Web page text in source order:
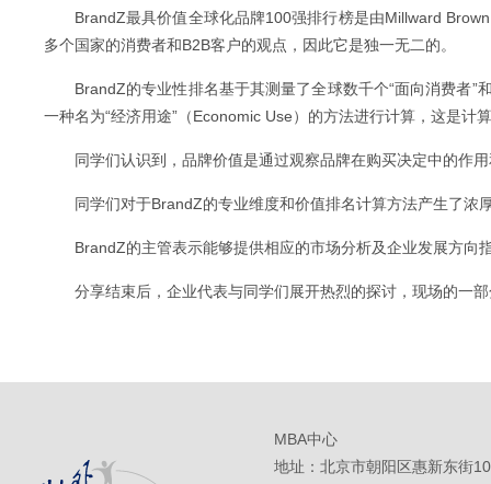
BrandZ最具价值全球化品牌100强排行榜是由Millward
多个国家的消费者和B2B客户的观点，因此它是独一无二的。
BrandZ的专业性排名基于其测量了全球数千个“面向消费者
一种名为“经济用途”（Economic Use）的方法进行计算，这是计
同学们认识到，品牌价值是通过观察品牌在购买决定中的作
同学们对于BrandZ的专业维度和价值排名计算方法产生了
BrandZ的主管表示能够提供相应的市场分析及企业发展方
分享结束后，企业代表与同学们展开热烈的探讨，现场的一
MBA中心
地址：北京市朝阳区惠新东